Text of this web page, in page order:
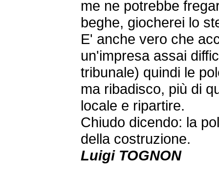
me ne potrebbe
beghe, giocherei lo
E' anche vero che
un'impresa assai
tribunale) quindi le
ma ribadisco, più di
locale e ripartire.
Chiudo dicendo: la
della costruzione.
Luigi TOGNON